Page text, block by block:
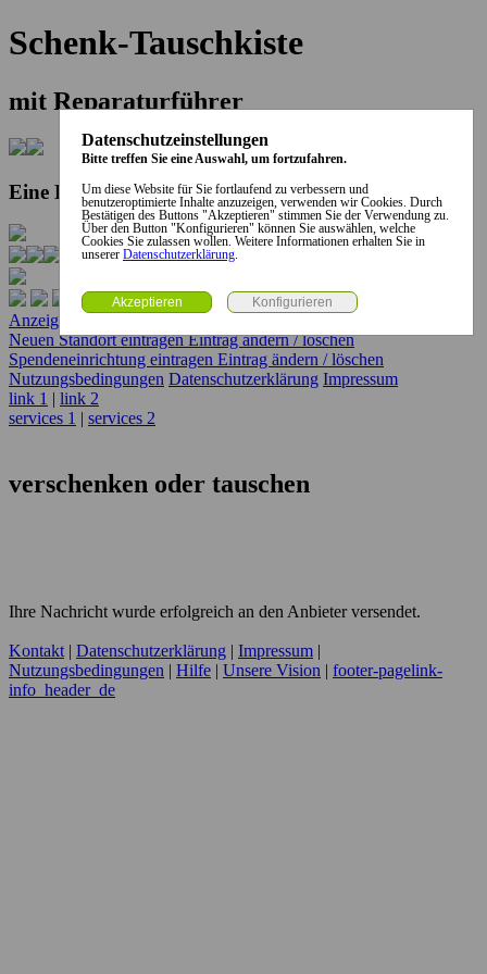
Schenk-Tauschkiste
mit Reparaturführer
Eine Kooperation der Stadt und des Landkreises...
Anzeige erstellen
Neuen Standort eintragenEintrag ändern / löschen
Spendeneinrichtung eintragen Eintrag ändern / löschen
Nutzungsbedingungen Datenschutzerklärung Impressum
link 1 | link 2
services 1 | services 2
verschenken oder tauschen
Ihre Nachricht wurde erfolgreich an den Anbieter versendet.
Kontakt| Datenschutzerklärung Impressum
Nutzungsbedingungen
Hilfe Unsere Vision
footer-pagelink-
info_header_de
Datenschutzeinstellungen
Bitte treffen Sie eine Auswahl, um fortzufahren.
Um diese Website für Sie fortlaufend zu verbessern und
benutzeroptimierte Inhalte anzuzeigen, verwenden wir Cookies. Durch
Bestätigen des Buttons "Akzeptieren" stimmen Sie der Verwendung zu.
Über den Button "Konfigurieren" können Sie auswählen, welche
Cookies Sie zulassen wollen. Weitere Informationen erhalten Sie in
unserer Datenschutzerklärung.